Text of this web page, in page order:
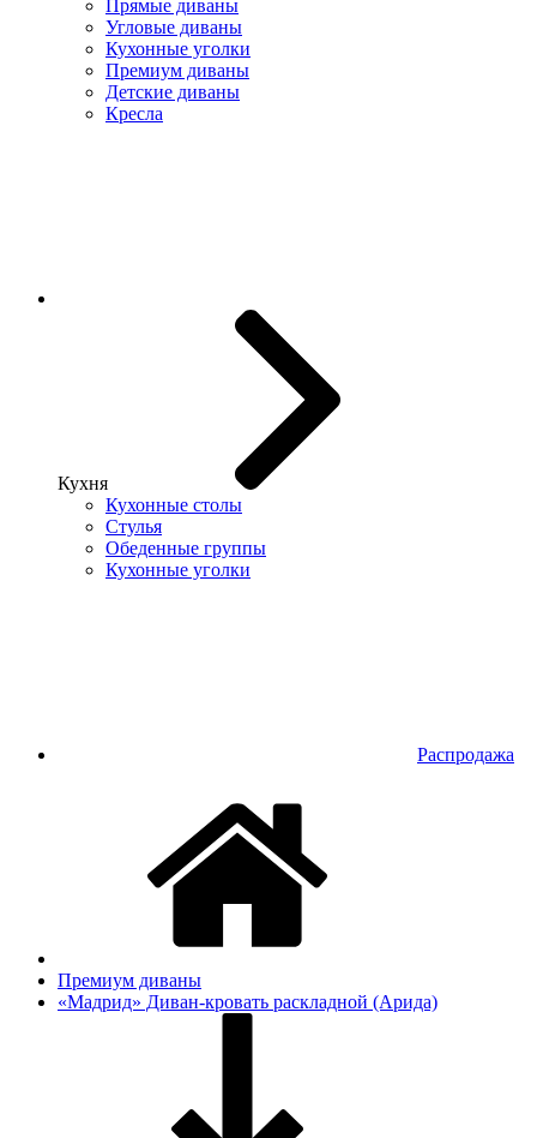
Прямые диваны
Угловые диваны
Кухонные уголки
Премиум диваны
Детские диваны
Кресла
Кухня
Кухонные столы
Стулья
Обеденные группы
Кухонные уголки
Распродажа
Премиум диваны
«Мадрид» Диван-кровать раскладной (Арида)